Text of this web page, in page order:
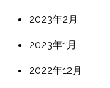
2023年2月
2023年1月
2022年12月